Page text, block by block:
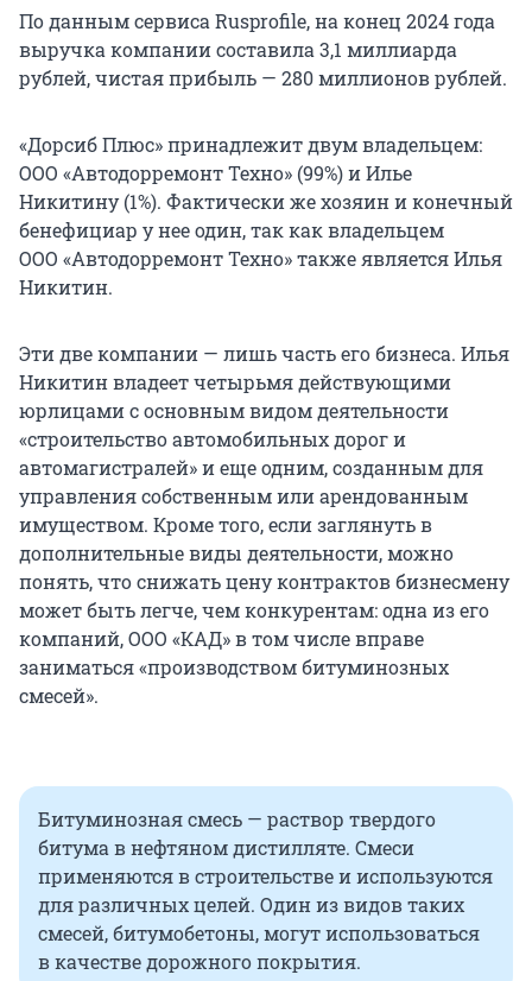
По данным сервиса Rusprofile, на конец 2024 года
выручка компании составила 3,1 миллиарда
рублей, чистая прибыль — 280 миллионов рублей.
«Дорсиб Плюс» принадлежит двум владельцем:
ООО «Автодорремонт Техно» (99%) и Илье
Никитину (1%). Фактически же хозяин и конечный
бенефициар у нее один, так как владельцем
ООО «Автодорремонт Техно» также является Илья
Никитин.
Эти две компании — лишь часть его бизнеса. Илья
Никитин владеет четырьмя действующими
юрлицами с основным видом деятельности
«строительство автомобильных дорог и
автомагистралей» и еще одним, созданным для
управления собственным или арендованным
имуществом. Кроме того, если заглянуть в
дополнительные виды деятельности, можно
понять, что снижать цену контрактов бизнесмену
может быть легче, чем конкурентам: одна из его
компаний, ООО «КАД» в том числе вправе
заниматься «производством битуминозных
смесей».
Битуминозная смесь — раствор твердого
битума в нефтяном дистилляте. Смеси
применяются в строительстве и используются
для различных целей. Один из видов таких
смесей, битумобетоны, могут использоваться
в качестве дорожного покрытия.